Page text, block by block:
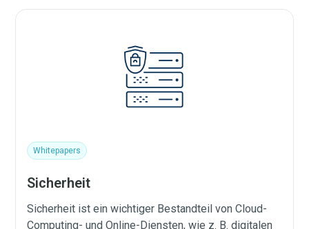
Whitepapers
Sicherheit
Sicherheit ist ein wichtiger Bestandteil von Cloud-
Computing- und Online-Diensten, wie z. B. digitalen